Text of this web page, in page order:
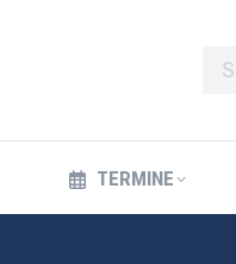
TERMINE